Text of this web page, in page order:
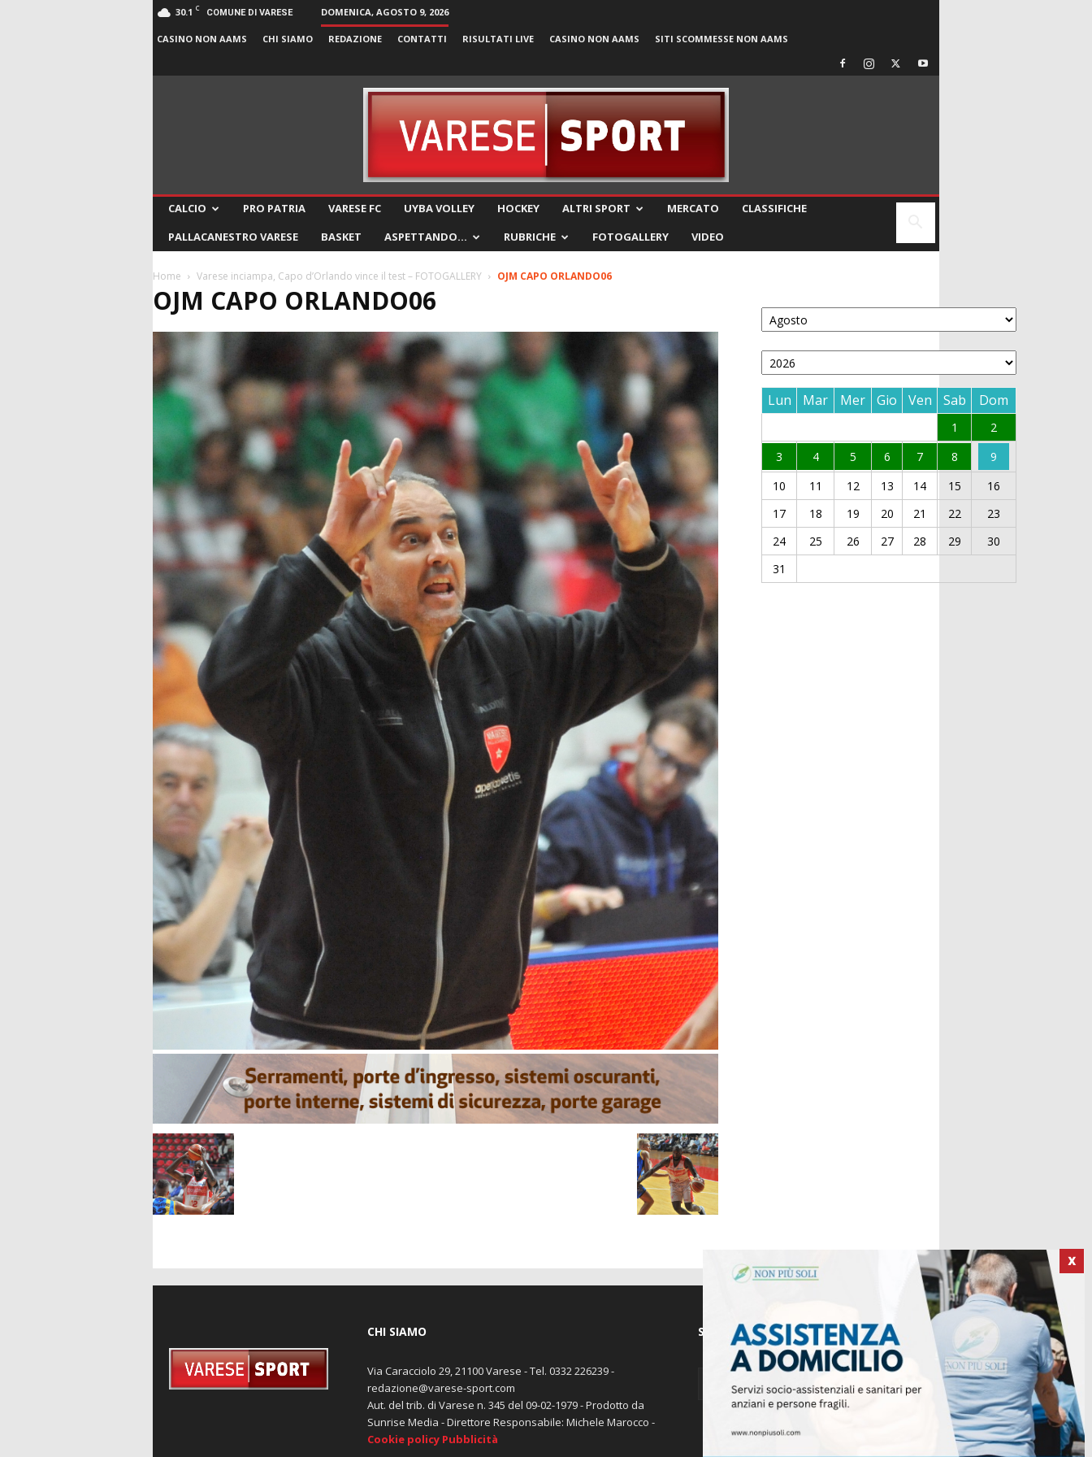
30.1 C COMUNE DI VARESE DOMENICA, AGOSTO 9, 2026
CASINO NON AAMS CHI SIAMO REDAZIONE CONTATTI RISULTATI LIVE CASINO NON AAMS SITI SCOMMESSE NON AAMS
CALCIO PRO PATRIA VARESE FC UYBA VOLLEY HOCKEY ALTRI SPORT MERCATO
CLASSIFICHE
PALLACANESTRO VARESE
BASKET ASPETTANDO… RUBRICHE FOTOGALLERY VIDEO
Home Varese inciampa, Capo d’Orlando vince il test – FOTOGALLERY OJM CAPO ORLANDO06
OJM CAPO ORLANDO06
Lun Mar Mer Gio Ven Sab Dom
1
2
3
4 5 6 7 8
9
10
11 12 13 14 15
16
17
18 19 20 21 22
23
24
25 26 27 28 29
30
31
X
CHI SIAMO
Via Caracciolo 29, 21100 Varese - Tel. 0332 226239 -
redazione@varese-sport.com
Aut. del trib. di Varese n. 345 del 09-02-1979 - Prodotto da
Sunrise Media - Direttore Responsabile: Michele Marocco -
Cookie policy Pubblicità
SEGUICI